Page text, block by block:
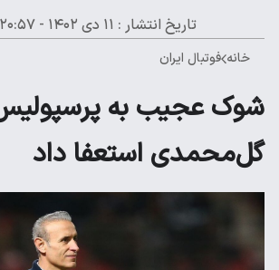
تاریخ انتشار : ۱۱ دی ۱۴۰۲ - ۲۰:۵۷
خانه فوتبال ایران
شوک عجیب به
گل‌محمدی استعفا داد